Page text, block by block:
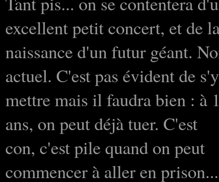
excellent petit concert, et de
naissance d'un futur géant.
actuel. C'est pas évident de s'y
mettre mais il faudra bien : à
ans, on peut déjà tuer. C'est
con, c'est pile quand on peut
commencer à aller en prison...